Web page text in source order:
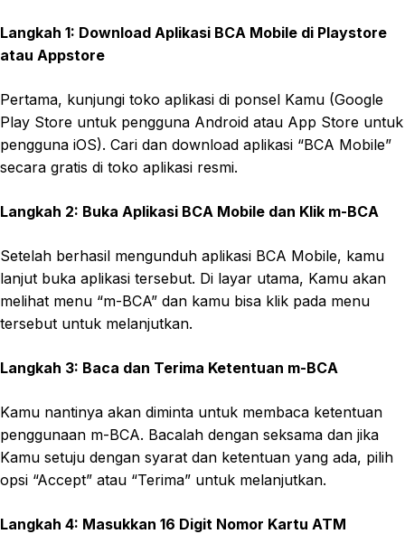
Langkah 1: Download Aplikasi BCA Mobile di Playstore
atau Appstore
Pertama, kunjungi toko aplikasi di ponsel Kamu (Google
Play Store untuk pengguna Android atau App Store untuk
pengguna iOS). Cari dan download aplikasi “BCA Mobile”
secara gratis di toko aplikasi resmi.
Langkah 2: Buka Aplikasi BCA Mobile dan Klik m-BCA
Setelah berhasil mengunduh aplikasi BCA Mobile, kamu
lanjut buka aplikasi tersebut. Di layar utama, Kamu akan
melihat menu “m-BCA” dan kamu bisa klik pada menu
tersebut untuk melanjutkan.
Langkah 3: Baca dan Terima Ketentuan m-BCA
Kamu nantinya akan diminta untuk membaca ketentuan
penggunaan m-BCA. Bacalah dengan seksama dan jika
Kamu setuju dengan syarat dan ketentuan yang ada, pilih
opsi “Accept” atau “Terima” untuk melanjutkan.
Langkah 4: Masukkan 16 Digit Nomor Kartu ATM